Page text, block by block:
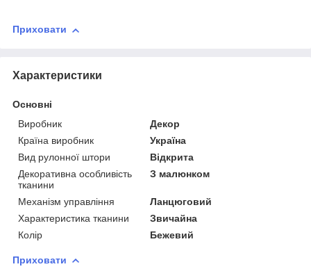
Приховати
Характеристики
Основні
Виробник
Декор
Країна виробник
Україна
Вид рулонної штори
Відкрита
Декоративна особливість
тканини
З малюнком
Механізм управління
Ланцюговий
Характеристика тканини
Звичайна
Колір
Бежевий
Приховати